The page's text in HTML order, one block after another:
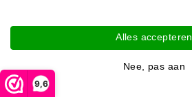
9,6
Een herensjaal is over het algemeen
een damessjaal. Denk vaak aan
draagt prettig onder een jas of
zonder veel volume. Een goede
Alles accepteren
Nee, pas aan